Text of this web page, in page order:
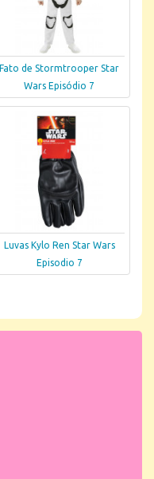
Fato de Stormtrooper Star
Wars Episódio 7
Luvas Kylo Ren Star Wars
Episodio 7